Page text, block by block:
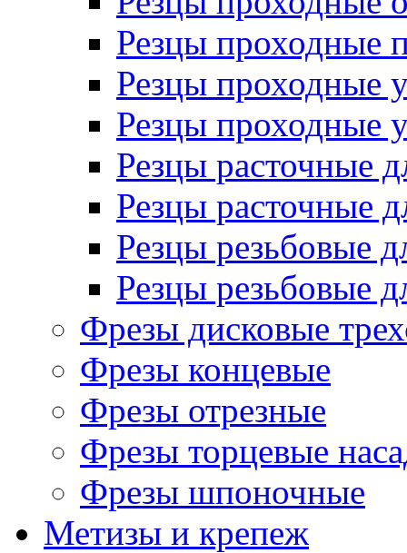
Резцы проходные
Резцы проходные
Резцы проходные
Резцы расточные
Резцы расточные
Резцы резьбовые
Резцы резьбовые
Фрезы дисковые
Фрезы концевые
Фрезы отрезные
Фрезы торцевые
Фрезы шпоночные
Метизы и крепеж